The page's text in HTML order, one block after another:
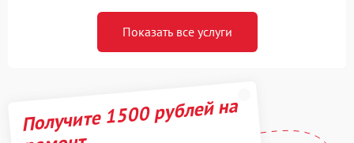
Показать все услуги
Получите 1500 рублей на